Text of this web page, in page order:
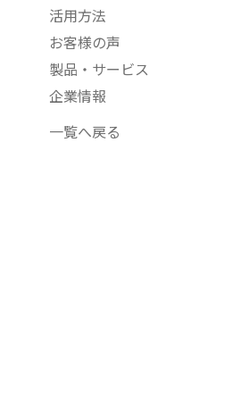
活用方法
お客様の声
製品・サービス
企業情報
一覧へ戻る